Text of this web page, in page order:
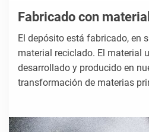
Fabricado con
El depósito está fabricado, en
material reciclado. El material
desarrollado y producido en
transformación de materias